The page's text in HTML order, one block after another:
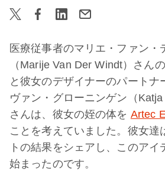
医療従事者のマリエ・ファン・
（Marije Van Der Windt）さん
と彼女のデザイナーのパートナ
ヴァン・グローニンゲン（Katja
さんは、彼女の姪の体を Artec
ことを考えていました。彼女達
トの結果をシェアし、このアイ
始まったのです。